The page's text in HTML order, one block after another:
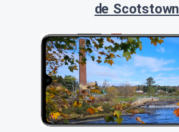
de Scotstown